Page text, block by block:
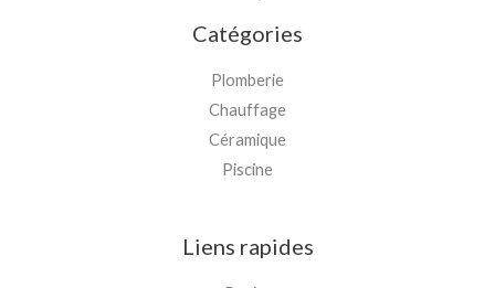
Catégories
Plomberie
Chauffage
Céramique
Piscine
Liens rapides